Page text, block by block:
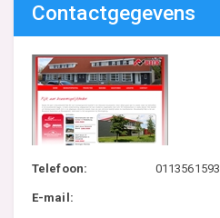
Contactgegevens
Telefoon: 0113561593
E-mail: